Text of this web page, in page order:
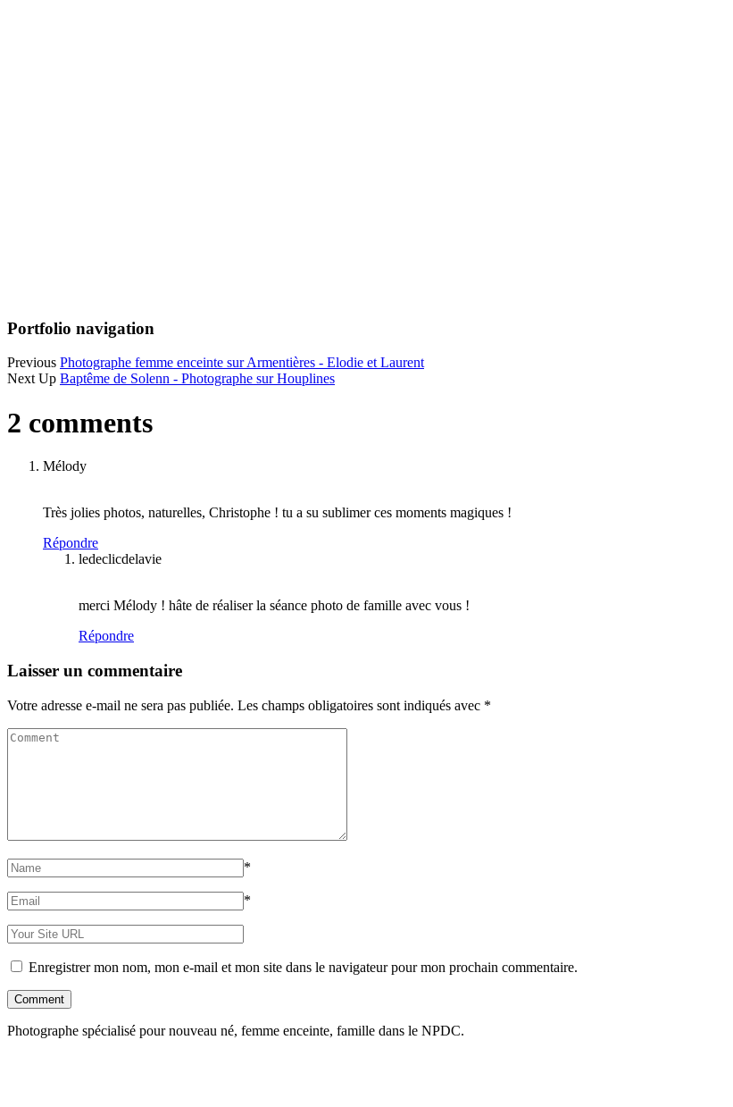
Portfolio navigation
Previous Photographe femme enceinte sur Armentières - Elodie et Laurent
Next Up Baptême de Solenn - Photographe sur Houplines
2 comments
Mélody
Très jolies photos, naturelles, Christophe ! tu a su sublimer ces moments magiques !
Répondre
ledeclicdelavie
merci Mélody ! hâte de réaliser la séance photo de famille avec vous !
Répondre
Laisser un commentaire
Votre adresse e-mail ne sera pas publiée. Les champs obligatoires sont indiqués avec *
*
*
Enregistrer mon nom, mon e-mail et mon site dans le navigateur pour mon prochain commentaire.
Photographe spécialisé pour nouveau né, femme enceinte, famille dans le NPDC.